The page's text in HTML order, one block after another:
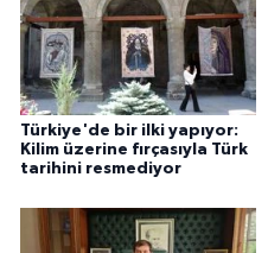
Türkiye'de bir ilki yapıyor:
Kilim üzerine fırçasıyla Türk
tarihini resmediyor